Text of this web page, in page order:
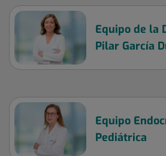
Equipo de la
Pilar García
Equipo
Pediátrica